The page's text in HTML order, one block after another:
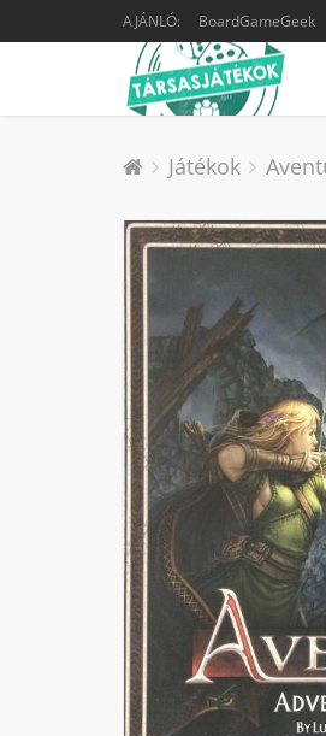
AJÁNLÓ: BoardGameGeek
Játékok